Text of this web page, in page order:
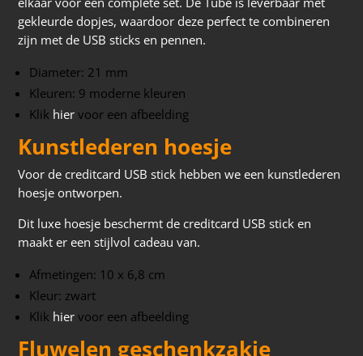
gekleurde dopjes, waardoor deze perfect te combineren
zijn met de USB sticks en pennen.
Diameter: 21 mm
Kleuren: 9 moderne kleuren
Klik hier voor een afbeelding
Kunstlederen hoesje
Voor de creditcard USB stick hebben we een kunstlederen
hoesje ontworpen.
Dit luxe hoesje beschermt de creditcard USB stick en
maakt er een stijlvol cadeau van.
Afmetingen: 10 x 6,8 cm
Kleur: zwart
Klik hier voor een afbeelding
Fluwelen geschenkzakje